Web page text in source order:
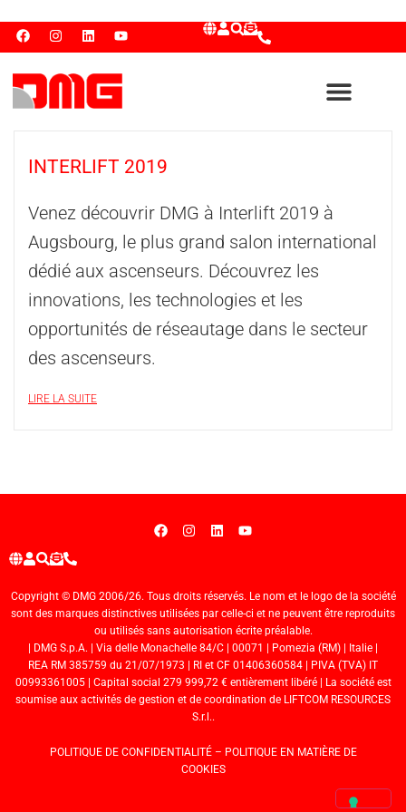
INTERLIFT 2019
Venez découvrir DMG à Interlift 2019 à
Augsbourg, le plus grand salon international
dédié aux ascenseurs. Découvrez les
innovations, les technologies et les
opportunités de réseautage dans le secteur
des ascenseurs.
LIRE LA SUITE
Copyright © DMG 2006/26. Tous droits réservés. Le nom et le logo de la société
sont des marques distinctives utilisées par celle-ci et ne peuvent être reproduits
ou utilisés sans autorisation écrite préalable.
| DMG S.p.A. | Via delle Monachelle 84/C | 00071 | Pomezia (RM) | Italie |
REA RM 385759 du 21/07/1973 | RI et CF 01406360584 | PIVA (TVA) IT
00993361005 | Capital social 279 999,72 € entièrement libéré | La société est
soumise aux activités de gestion et de coordination de LIFTCOM RESOURCES
S.r.l..
POLITIQUE DE CONFIDENTIALITÉ– POLITIQUE EN MATIÈRE DE
COOKIES